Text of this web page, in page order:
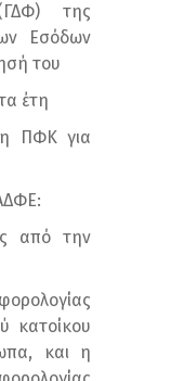
της
Εσόδων
του
έτη
ΠΦΚ για
από την
κατοίκου
και η